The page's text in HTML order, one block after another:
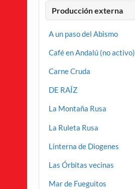
Producción externa
A un paso del Abismo
Café en Andalú (no activo)
Carne Cruda
DE RAÍZ
La Montaña Rusa
La Ruleta Rusa
Linterna de Diogenes
Las Órbitas vecinas
Mar de Fueguitos